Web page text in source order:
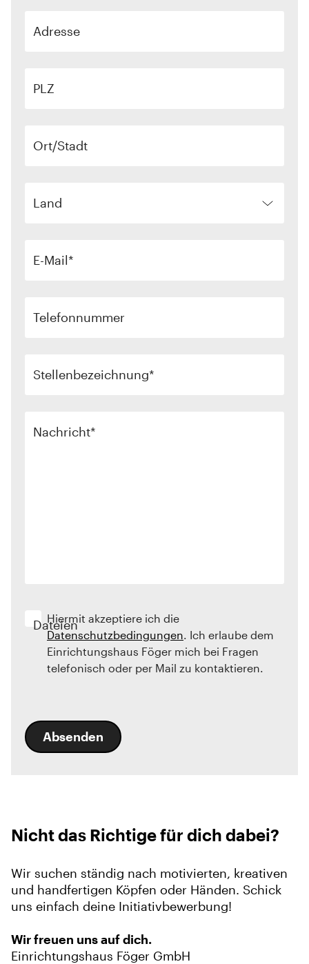
Adresse
PLZ
Ort/Stadt
Land
E-Mail
Telefonnummer
Stellenbezeichnung
Nachricht
Dateien
Hiermit akzeptiere ich die
Datenschutzbedingungen. Ich erlaube dem
Einrichtungshaus Föger mich bei Fragen
telefonisch oder per Mail zu kontaktieren.
Absenden
Nicht das Richtige für dich dabei?
Wir suchen ständig nach motivierten, kreativen
und handfertigen Köpfen oder Händen. Schick
uns einfach deine Initiativbewerbung!
Wir freuen uns auf dich.
Einrichtungshaus Föger GmbH